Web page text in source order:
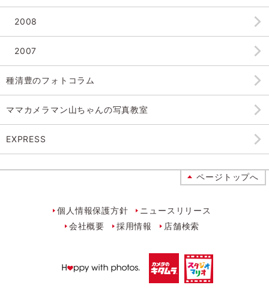
2008
2007
種清豊のフォトコラム
ママカメラマン山ちゃんの写真教室
EXPRESS
ページトップへ
個人情報保護方針
ニュースリリース
会社概要
採用情報 店舗検索